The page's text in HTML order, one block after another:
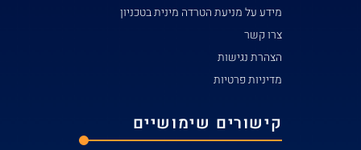
מידע על מניעת הטרדה מינית בטכניון
צרו קשר
הצהרת נגישות
מדיניות פרטיות
קישורים שימושיים